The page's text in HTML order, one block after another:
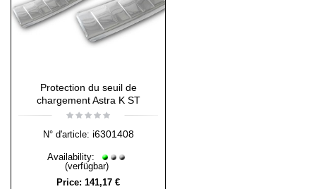
Protection du seuil de
chargement Astra K ST
N° d'article: i6301408
Availability:
(verfügbar)
Price: 141,17 €